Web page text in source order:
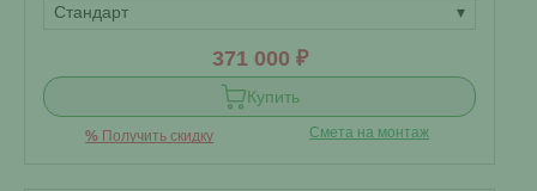
Стандарт
▾
371 000 ₽
Купить
% Получить скидку Смета на монтаж